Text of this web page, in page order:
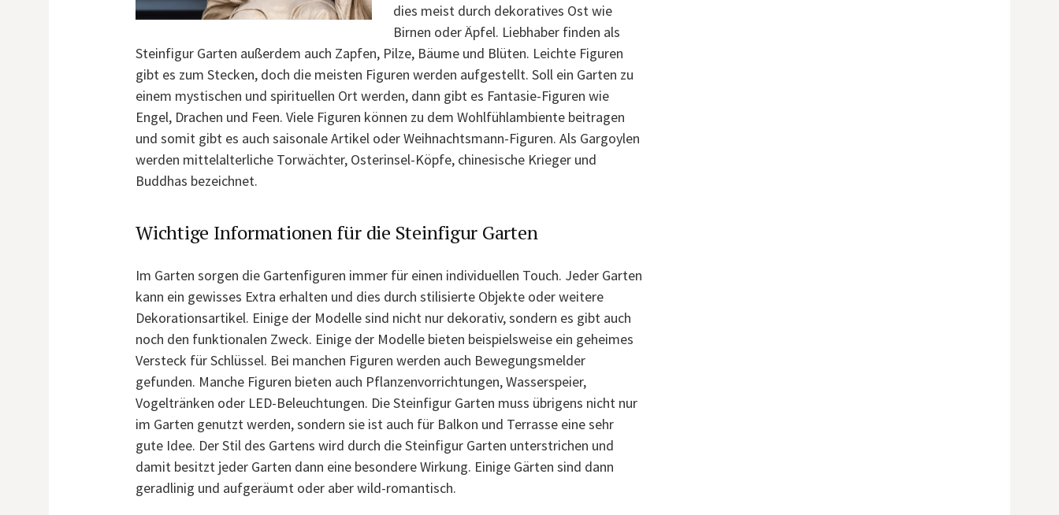
dies meist durch dekoratives Ost wie
Birnen oder Äpfel. Liebhaber finden als
Steinfigur Garten außerdem auch Zapfen, Pilze, Bäume und Blüten. Leichte Figuren
gibt es zum Stecken, doch die meisten Figuren werden aufgestellt. Soll ein Garten zu
einem mystischen und spirituellen Ort werden, dann gibt es Fantasie-Figuren wie
Engel, Drachen und Feen. Viele Figuren können zu dem Wohlfühlambiente beitragen
und somit gibt es auch saisonale Artikel oder Weihnachtsmann-Figuren. Als Gargoylen
werden mittelalterliche Torwächter, Osterinsel-Köpfe, chinesische Krieger und
Buddhas bezeichnet.
Wichtige Informationen für die Steinfigur Garten
Im Garten sorgen die Gartenfiguren immer für einen individuellen Touch. Jeder Garten
kann ein gewisses Extra erhalten und dies durch stilisierte Objekte oder weitere
Dekorationsartikel. Einige der Modelle sind nicht nur dekorativ, sondern es gibt auch
noch den funktionalen Zweck. Einige der Modelle bieten beispielsweise ein geheimes
Versteck für Schlüssel. Bei manchen Figuren werden auch Bewegungsmelder
gefunden. Manche Figuren bieten auch Pflanzenvorrichtungen, Wasserspeier,
Vogeltränken oder LED-Beleuchtungen. Die Steinfigur Garten muss übrigens nicht nur
im Garten genutzt werden, sondern sie ist auch für Balkon und Terrasse eine sehr
gute Idee. Der Stil des Gartens wird durch die Steinfigur Garten unterstrichen und
damit besitzt jeder Garten dann eine besondere Wirkung. Einige Gärten sind dann
geradlinig und aufgeräumt oder aber wild-romantisch.